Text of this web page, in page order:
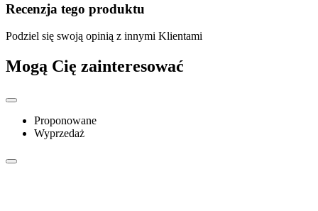
Recenzja tego produktu
Podziel się swoją opinią z innymi Klientami
Mogą Cię zainteresować
Proponowane
Wyprzedaż